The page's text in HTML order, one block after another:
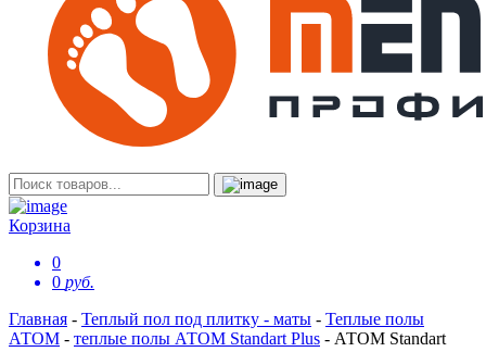
Корзина
0
0 руб.
Главная - Теплый пол под плитку - маты - Теплые полы
АТОМ - теплые полы АТОМ Standart Plus - АТОМ Standart